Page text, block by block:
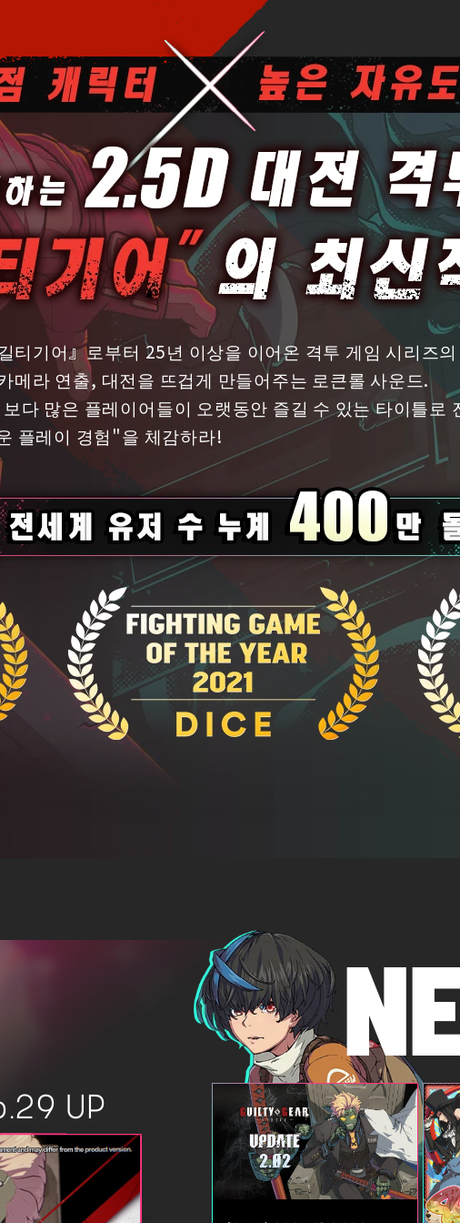
티기어』로부터 25년 이상을 이어온 격투 게임 시리즈
라 연출, 대전을 뜨겁게 만들어주는 로큰롤 사운드.
보다 많은 플레이어들이 오랫동안 즐길 수 있는 타이틀로
플레이 경험"을 체감하라!
UP
N